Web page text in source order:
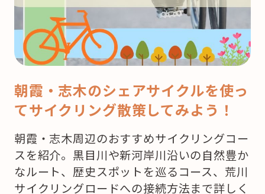
マ
ス！
ど
こ
ケ
ー
を
買
お
朝霞・志木のシェアサイクルを使っ
てサイクリング散策してみよう！
朝霞・志木周辺のおすすめサイクリングコー
スを紹介。黒目川や新河岸川沿いの自然豊か
なルート、歴史スポットを巡るコース、荒川
サイクリングロードへの接続方法まで詳しく